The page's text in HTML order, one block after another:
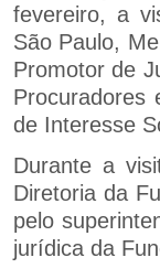
fevereiro, a
São Paulo,
Promotor de
Procuradores
de Interesse
Durante a
Diretoria da
pelo
jurídica da